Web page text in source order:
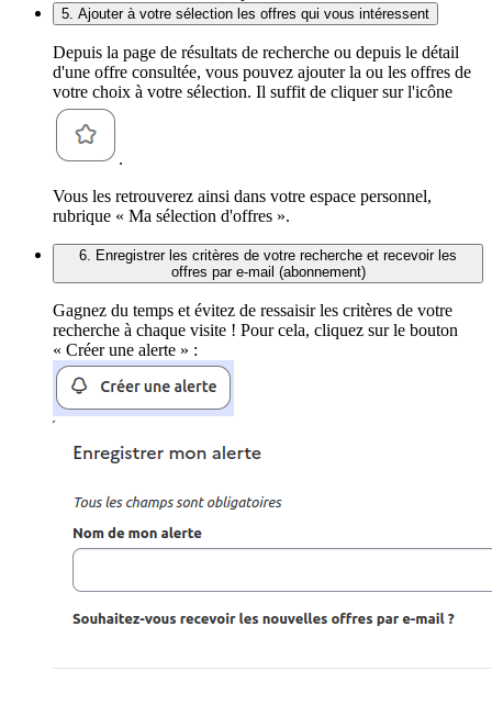
5. Ajouter à votre sélection les offres qui vous intéressent
Depuis la page de résultats de recherche ou depuis le détail
d'une offre consultée, vous pouvez ajouter la ou les offres de
votre choix à votre sélection. Il suffit de cliquer sur l'icône
.
Vous les retrouverez ainsi dans votre espace personnel,
rubrique « Ma sélection d'offres ».
6. Enregistrer les critères de votre recherche et recevoir les
offres par e-mail (abonnement)
Gagnez du temps et évitez de ressaisir les critères de votre
recherche à chaque visite ! Pour cela, cliquez sur le bouton
« Créer une alerte » :